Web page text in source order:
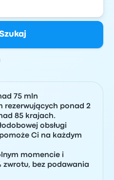
75 mln
rezerwujących ponad 2
85 krajach.
obsługi
Ci na każdym
momencie i
zwrotu, bez podawania